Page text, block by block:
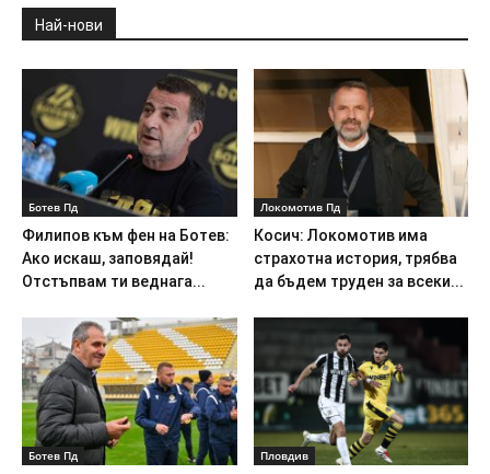
Най-нови
Ботев Пд
Филипов към фен на Ботев:
Ако искаш, заповядай!
Отстъпвам ти веднага...
Локомотив Пд
Косич: Локомотив има
страхотна история, трябва
да бъдем труден за всеки...
Ботев Пд Пловдив